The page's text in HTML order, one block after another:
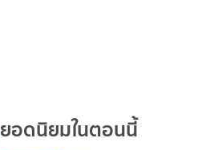
ยอดนิยมในตอนนี้